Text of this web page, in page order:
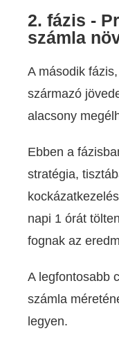
2. fázis -
számla
A második
származó
alacsony
Ebben a
stratégia,
napi 1 órát
fognak az
A legfontosabb
számla
legyen.